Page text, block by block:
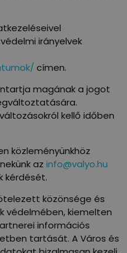
irányelvek
címen.
magának a jogot
kellő időben
közleményünkhöz
az info@valyo.hu
kérdését.
közönsége és
védelmében, kiemelten
információs
tartását. A Város és